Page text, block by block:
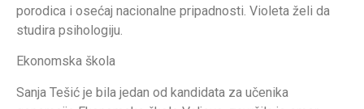
porodica i osećaj nacionalne pripadnosti. Violeta želi da
studira psihologiju.
Ekonomska škola
Sanja Tešić je bila jedan od kandidata za učenika